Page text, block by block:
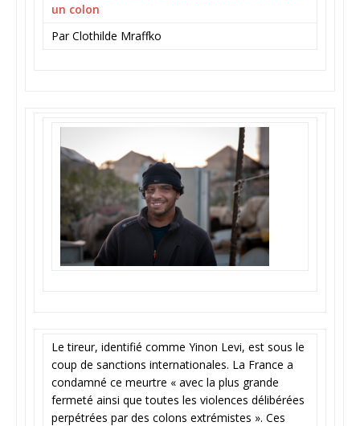
un colon
Par Clothilde Mraffko
Le tireur, identifié comme Yinon Levi, est sous le
coup de sanctions internationales. La France a
condamné ce meurtre « avec la plus grande
fermeté ainsi que toutes les violences délibérées
perpétrées par des colons extrémistes ». Ces